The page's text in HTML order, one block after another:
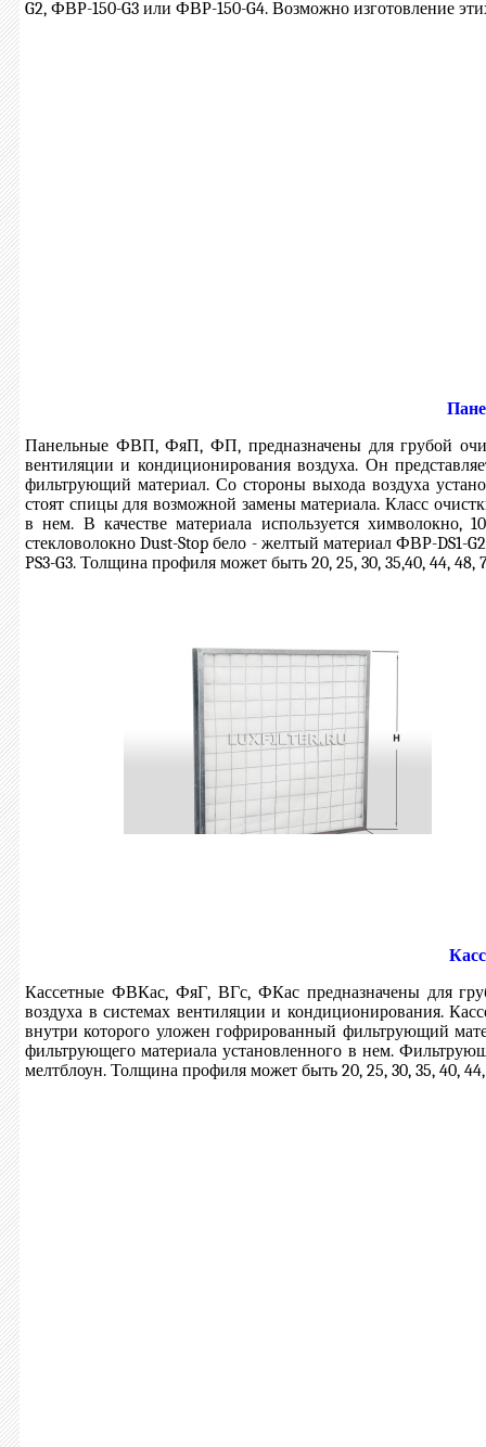
G2, ФВР-150-G3 или ФВР-150-G4. Возможно изготовление
Панельные ФВП, ФяП, ФП, предназначены для грубой
вентиляции и кондиционирования воздуха. Он
фильтрующий материал. Со стороны выхода воздуха
стоят спицы для возможной замены материала. Класс
в нем. В качестве материала используется
стекловолокно Dust-Stop бело - желтый материал ФВР-DS1-
PS3-G3. Толщина профиля может быть 20, 25, 30, 35,40, 44, 48,
Кассетные ФВКас, ФяГ, ВГс, ФКас предназначены для
воздуха в системах вентиляции и кондиционирования.
внутри которого уложен гофрированный фильтрующий
фильтрующего материала установленного в нем.
мелтблоун. Толщина профиля может быть 20, 25, 30, 35, 40,